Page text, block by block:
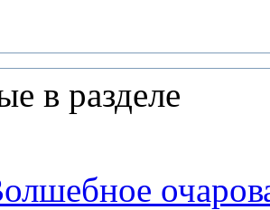
разделе